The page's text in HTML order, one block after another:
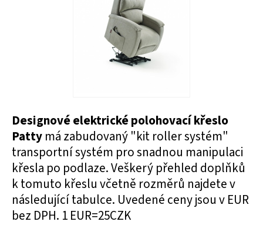
Designové elektrické polohovací křeslo
Patty má zabudovaný "kit roller systém"
transportní systém pro snadnou manipulaci
křesla po podlaze. Veškerý přehled doplňků
k tomuto křeslu včetně rozměrů najdete v
následující tabulce. Uvedené ceny jsou v EUR
bez DPH. 1 EUR=25CZK